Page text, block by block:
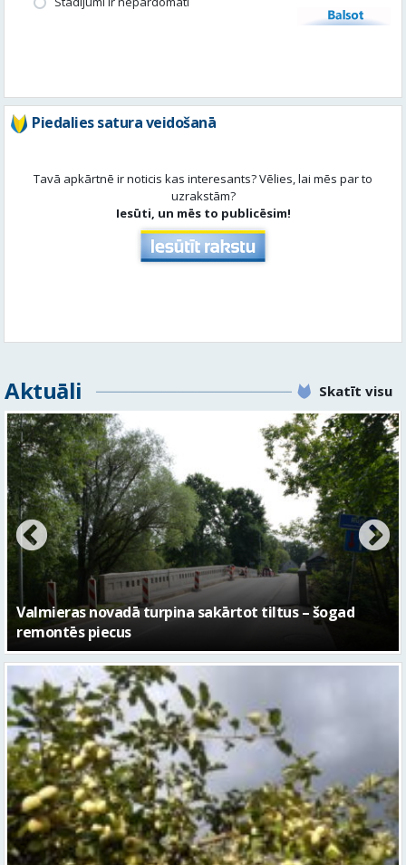
Iesūti, un mēs to publicēsim!
No pagaidu teātra līdz laikmetīgās kultūras centram
– kā attīstīsies “Kurtuve”
Sestdien daudzviet īslaicīgi līs